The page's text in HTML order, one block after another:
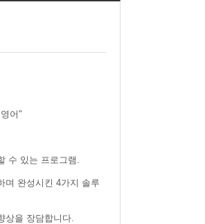
어"
수 있는 프로그램.
며 완성시킨 4가지 솔루
상을 장담합니다.